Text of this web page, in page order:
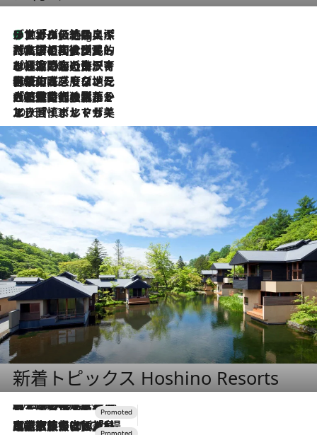
10 Hours Ago
リスボンの絶品スイーツ「パステル・デ・ナタ」とは？ポルトガル伝統の奥深い世界へ
2026.7.27
「私の祖国はポルトガル語です」国民的詩人フェルナンド・ペソアと、彼が愛した文学の街を歩く
2026.7.26
ポルトガル近海が育む極上の海の幸。キリリと冷えた白ワインと愉しむ、シーフード専門店の贅沢
2026.7.22
伝統の味をモダンに昇華。高感度な地元客が集う、リスボンの最旬ガストロノミー
2026.7.21
大航海時代の栄華から、震災、独裁、そして革命へ。ポルトガル・首都リスボンの石畳に刻まれた「歴史の光と影」
2026.7.13
エッセイ・ヤマザキマリ「慎ましくも美しき国 ポルトガル」
新着トピックス Hoshino Resorts
2026.8.7
【トンボの足水浴】ヒノキの香りに包まれて涼感マックス！約13℃の湧水かけ流しを避暑地「星野温泉 トンボの湯」で体験
2026.7.31
【ホテル帰省】という選択肢をOMOが提案。家族とほどよい距離を保つには「昼は実家、夜は気兼ねなくホテルで！」